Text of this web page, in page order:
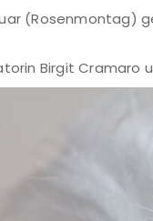
(Rosenmontag)
Birgit Cramaro